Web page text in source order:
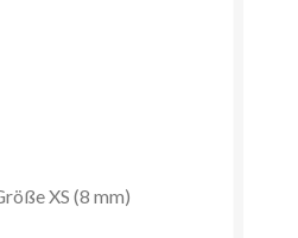
XS (8 mm)